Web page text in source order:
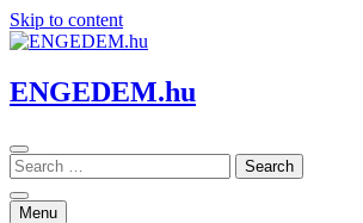
Skip to content
ENGEDEM.hu
Menu